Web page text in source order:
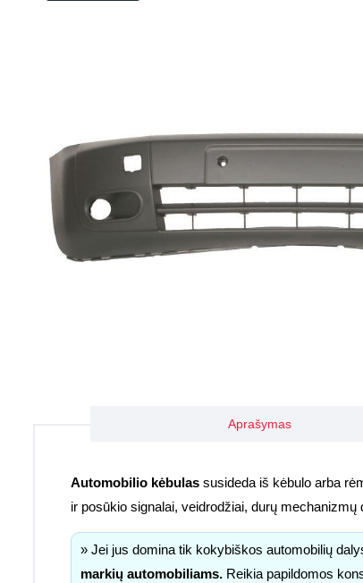
Aprašymas
Automobilio kėbulas susideda iš kėbulo arba
ir posūkio signalai, veidrodžiai, durų
» Jei jus domina tik kokybiškos automobilių
markių automobiliams. Reikia papildomos